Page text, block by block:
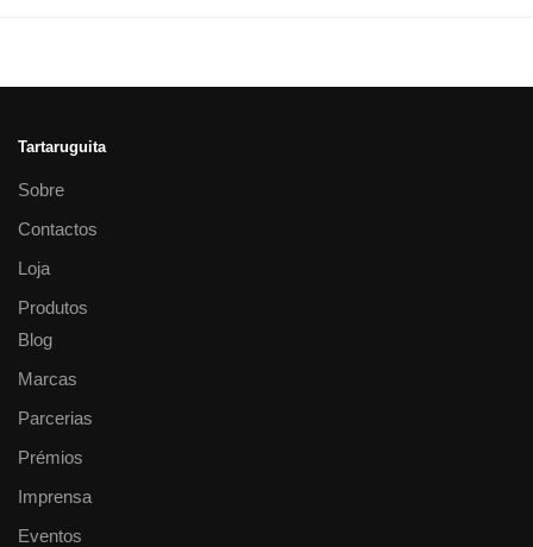
Tartaruguita
Sobre
Contactos
Loja
Produtos
Blog
Marcas
Parcerias
Prémios
Imprensa
Eventos